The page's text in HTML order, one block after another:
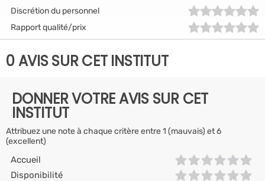
Discrétion du personnel
Rapport qualité/prix
0 AVIS SUR CET INSTITUT
DONNER VOTRE AVIS SUR CET
INSTITUT
Attribuez une note à chaque critère entre 1 (mauvais) et 6
(excellent)
Accueil
Disponibilité